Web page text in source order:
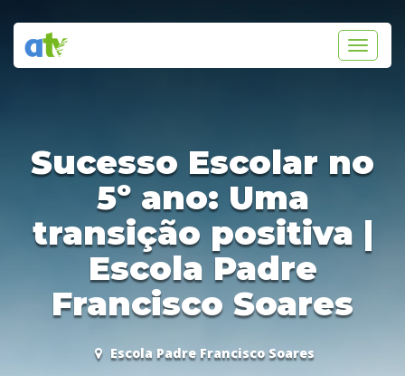
Toggle
Sucesso Escolar no
5º ano: Uma
transição positiva |
Escola Padre
Francisco Soares
Escola Padre Francisco Soares